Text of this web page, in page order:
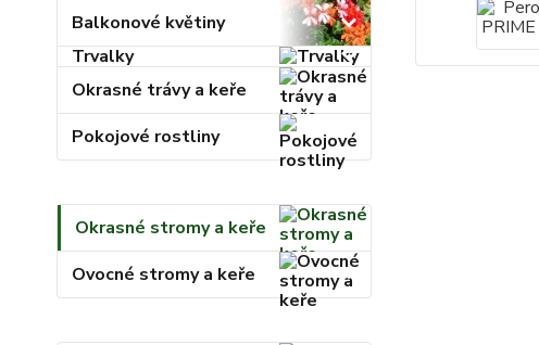
Balkonové květiny
Trvalky
Okrasné trávy a keře
Pokojové rostliny
Okrasné stromy a keře
Ovocné stromy a keře